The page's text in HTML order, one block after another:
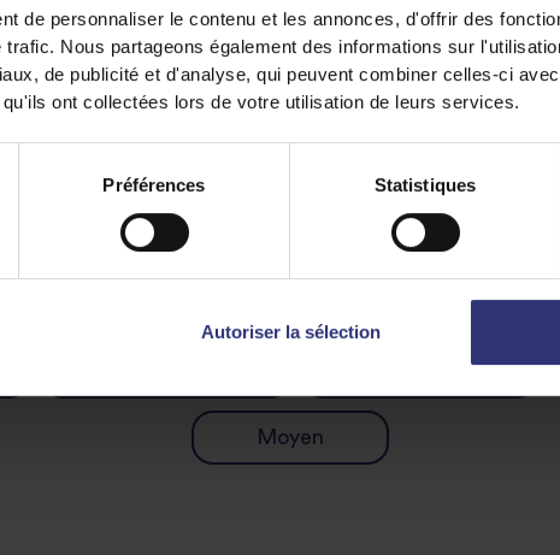
de personnaliser le contenu et les annonces, d'offrir des
Nous partageons également des informations sur
de publicité et d'analyse, qui peuvent combiner celles-ci
ont collectées lors de votre utilisation de leurs services.
Préférences Statistiques
Autoriser la sélection
Partager cette recette
Découvrez des recettes similaires
Repas du midi
Moyen